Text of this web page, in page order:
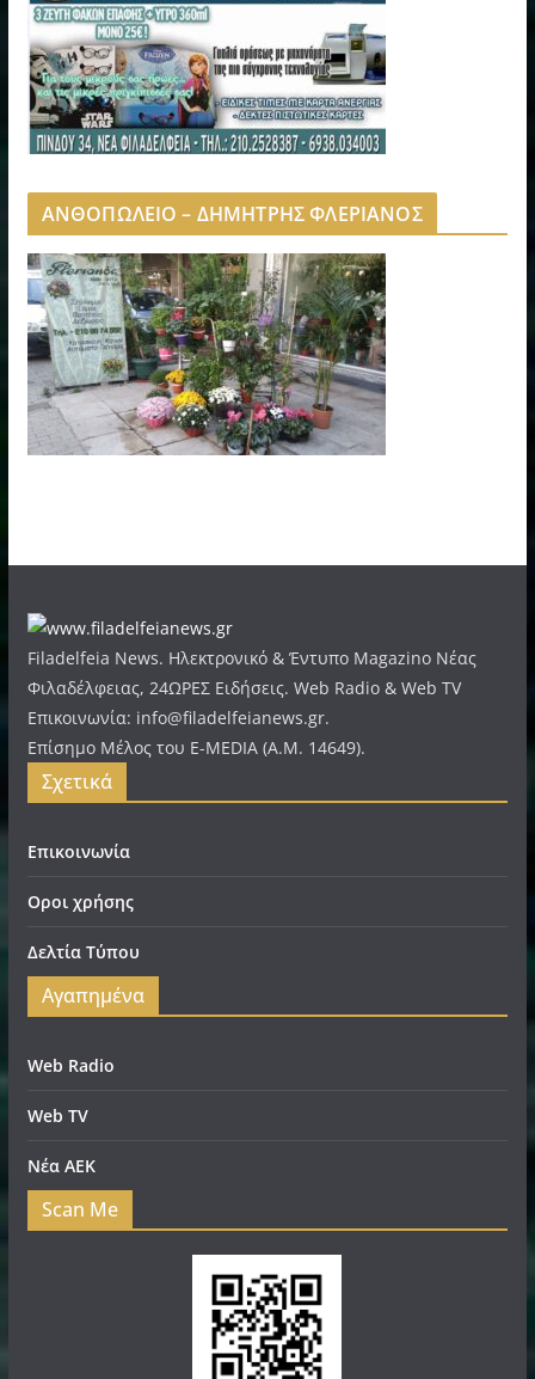
ΑΝΘΟΠΩΛΕΙΟ – ΔΗΜΗΤΡΗΣ ΦΛΕΡΙΑΝΟΣ
Filadelfeia News. Ηλεκτρονικό & Έντυπο Magazino Νέας
Φιλαδέλφειας, 24ΩΡΕΣ Ειδήσεις. Web Radio & Web TV
Επικοινωνία: info@filadelfeianews.gr.
Επίσημο Μέλος του E-MEDIA (A.M. 14649).
Σχετικά
Επικοινωνία
Οροι χρήσης
Δελτία Τύπου
Αγαπημένα
Web Radio
Web TV
Νέα ΑΕΚ
Scan Me